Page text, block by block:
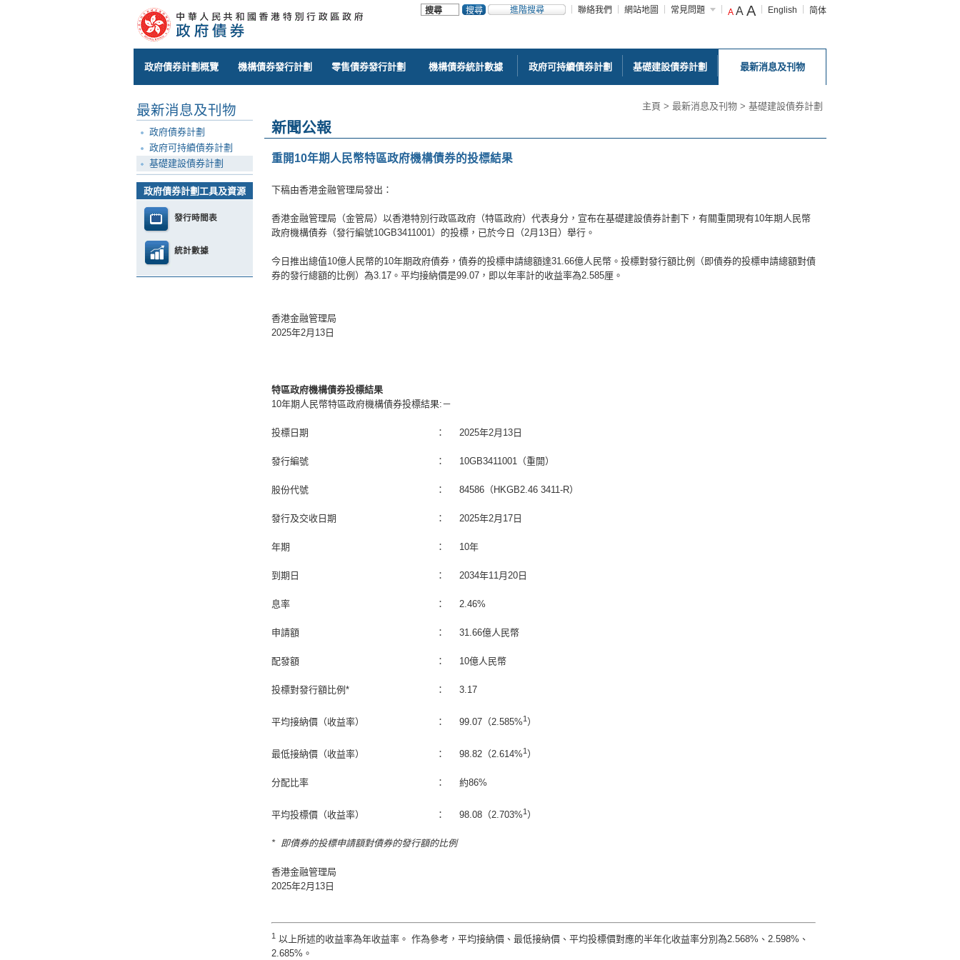
進階搜尋 聯絡我們 網站地圖 常見問題 A A A English 简体
政府債券計劃概覽 機構債券發行計劃 零售債券發行計劃 機構債券統計數據 政府可持續債券計劃 基礎建設債券計劃 最新消息及刊物
最新消息及刊物
政府債券計劃
政府可持續債券計劃
基礎建設債券計劃
政府債券計劃工具及資源
發行時間表
統計數據
主頁 > 最新消息及刊物 > 基礎建設債券計劃
新聞公報
重開10年期人民幣特區政府機構債券的投標結果
下稿由香港金融管理局發出：
香港金融管理局（金管局）以香港特別行政區政府（特區政府）代表身分，宣布在基礎建設債券計劃下，有關重開現有10年期人民幣
政府機構債券（發行編號10GB3411001）的投標，已於今日（2月13日）舉行。
今日推出總值10億人民幣的10年期政府債券，債券的投標申請總額達31.66億人民幣。投標對發行額比例（即債券的投標申請總額對債
券的發行總額的比例）為3.17。平均接納價是99.07，即以年率計的收益率為2.585厘。
香港金融管理局
2025年2月13日
特區政府機構債券投標結果
10年期人民幣特區政府機構債券投標結果:－
投標日期 ： 2025年2月13日
發行編號 ： 10GB3411001（重開）
股份代號 ： 84586（HKGB2.46 3411-R）
發行及交收日期 ： 2025年2月17日
年期 ： 10年
到期日 ： 2034年11月20日
息率 ： 2.46%
申請額 ： 31.66億人民幣
配發額 ： 10億人民幣
投標對發行額比例* ： 3.17
平均接納價（收益率） ： 99.07（2.585%1 ）
最低接納價（收益率） ： 98.82（2.614%1 ）
分配比率 ： 約86%
平均投標價（收益率） ： 98.08（2.703%1 ）
* 即債券的投標申請額對債券的發行額的比例
香港金融管理局
2025年2月13日
1 以上所述的收益率為年收益率。 作為參考，平均接納價、最低接納價、平均投標價對應的半年化收益率分別為2.568%、2.598%、
2.685%。